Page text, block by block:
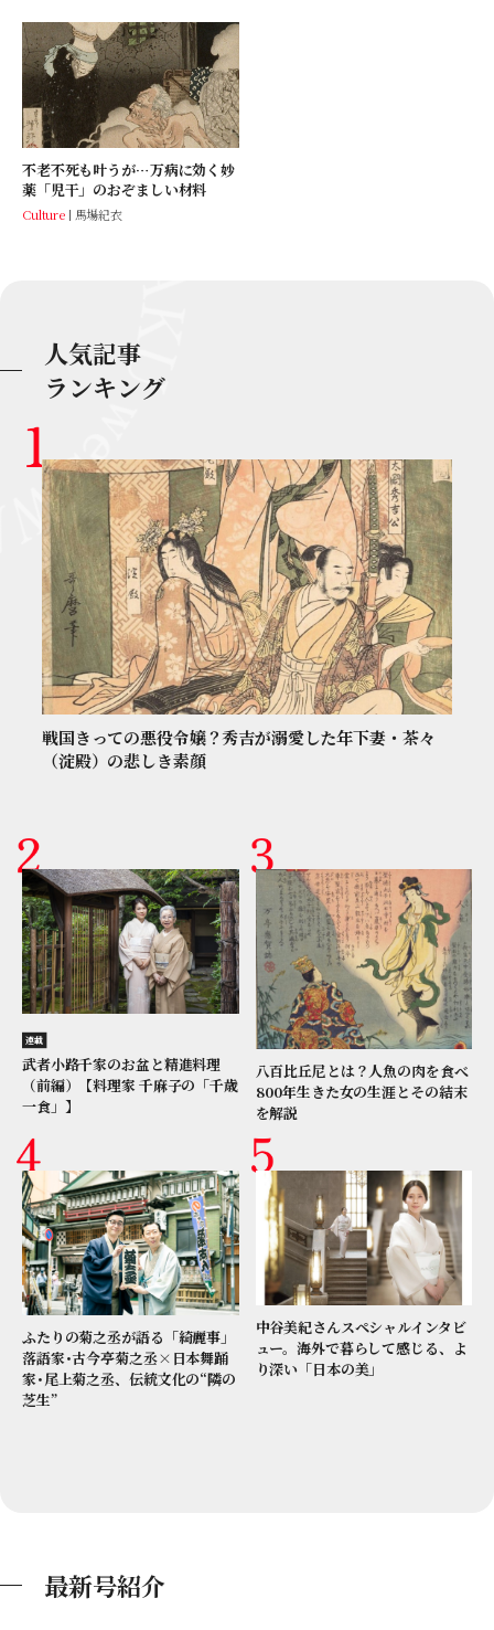
不老不死も叶うが…万病に効く妙
薬「児干」のおぞましい材料
Culture 馬場紀衣
人気記事
ランキング
戦国きっての悪役令嬢？秀吉が溺愛した年下妻・茶々
（淀殿）の悲しき素顔
連載
武者小路千家のお盆と精進料理
（前編）【料理家 千麻子の「千歳
一食」】
八百比丘尼とは？人魚の肉を食べ
800年生きた女の生涯とその結末
を解説
ふたりの菊之丞が語る「綺麗事」
落語家･古今亭菊之丞×日本舞踊
家･尾上菊之丞、伝統文化の“隣の
芝生”
中谷美紀さんスペシャルインタビ
ュー。海外で暮らして感じる、よ
り深い「日本の美」
最新号紹介